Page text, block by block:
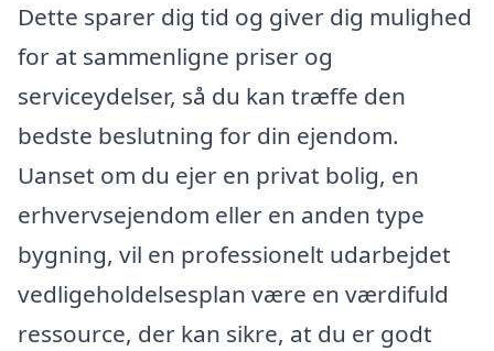
Dette sparer dig tid og giver dig mulighed
for at sammenligne priser og
serviceydelser, så du kan træffe den
bedste beslutning for din ejendom.
Uanset om du ejer en privat bolig, en
erhvervsejendom eller en anden type
bygning, vil en professionelt udarbejdet
vedligeholdelsesplan være en værdifuld
ressource, der kan sikre, at du er godt